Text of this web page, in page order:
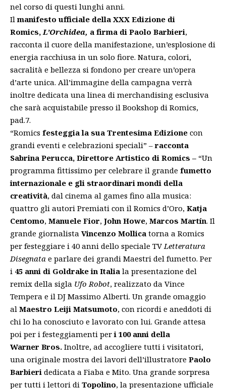
nel corso di questi lunghi anni.
Ilmanifesto ufficiale della XXX Edizione di
Romics,L’Orchidea, a firma di Paolo Barbieri,
racconta il cuore della manifestazione, un’esplosione di
energia racchiusa in un solo fiore. Natura, colori,
sacralità e bellezza si fondono per creare un’opera
d’arte unica. All’immagine della campagna verrà
inoltre dedicata una linea di merchandising esclusiva
che sarà acquistabile presso il Bookshop di Romics,
pad.7.
“Romics festeggia la sua Trentesima Edizione con
grandi eventi e celebrazioni speciali” –racconta
Sabrina Perucca, Direttore Artistico di Romics – “Un
programma fittissimo per celebrare il grande fumetto
internazionale e gli straordinari mondi della
creatività, dal cinema al games fino alla musica:
quattro gli autori Premiati con il Romics d’Oro, Katja
Centomo, Manuele Fior, John Howe, Marcos Martín. Il
grande giornalista Vincenzo Mollica torna a Romics
per festeggiare i 40 anni dello speciale TVLetteratura
Disegnata e parlare dei grandi Maestri del fumetto. Per
i 45 anni di Goldrake in Italia la presentazione del
remix della sigla Ufo Robot, realizzato da Vince
Tempera e il DJ Massimo Alberti. Un grande omaggio
al Maestro Leiji Matsumoto, con ricordi e aneddoti di
chi lo ha conosciuto e lavorato con lui. Grande attesa
poi per i festeggiamenti peri 100 anni della
Warner Bros. Inoltre, ad accogliere tutti i visitatori,
una originale mostra dei lavori dell’illustratore Paolo
Barbieri dedicata a Fiaba e Mito. Una grande sorpresa
per tutti i lettori di Topolino, la presentazione ufficiale